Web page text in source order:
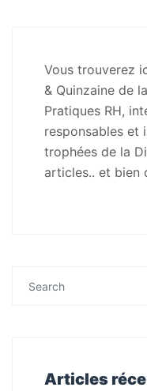
Vous trouverez
& Quinzaine de
Pratiques RH,
responsables et
trophées de la
articles.. et bien
Articles